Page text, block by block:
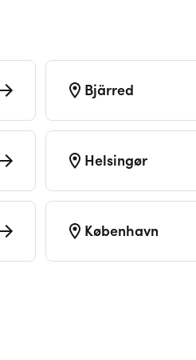
Bjärred
Helsingør
København